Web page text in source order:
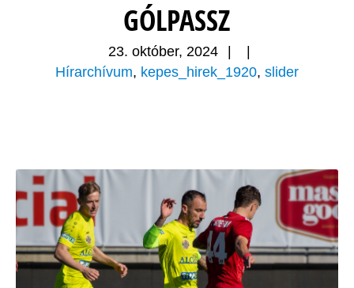
GÓLPASSZ
23. október, 2024
Hírarchívum, kepes_hirek_1920, slider